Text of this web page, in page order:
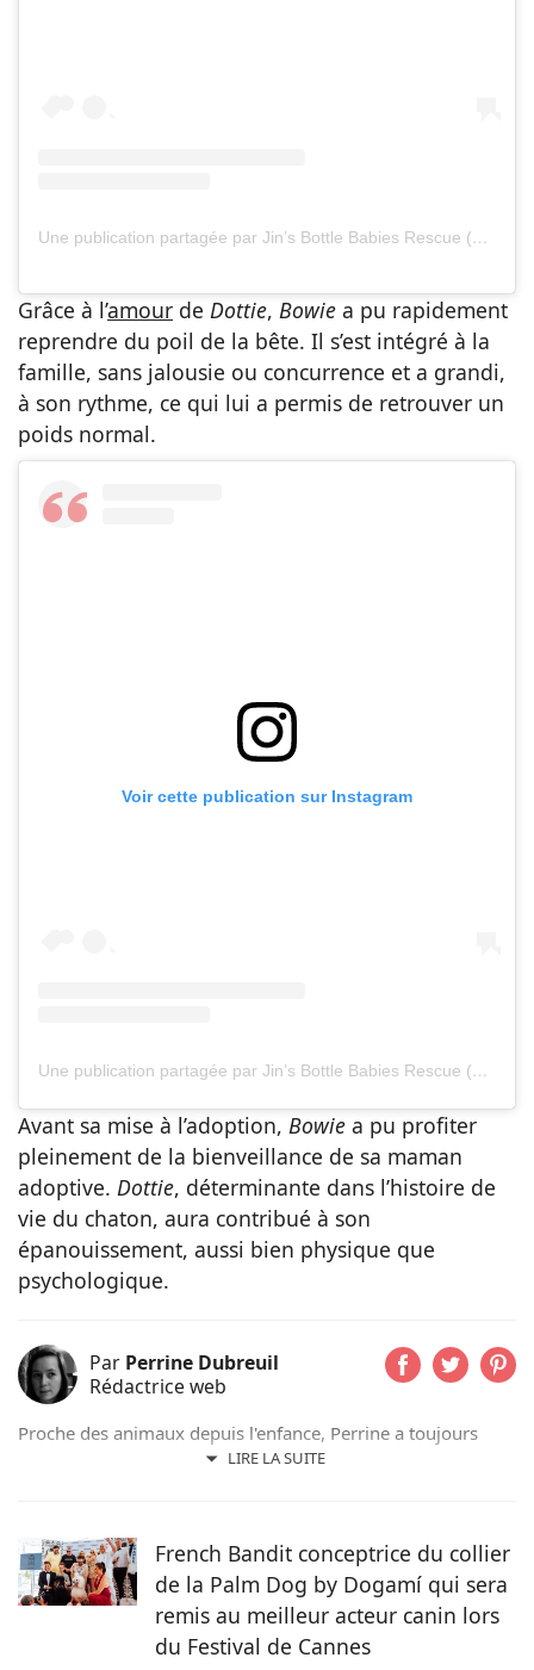
Une publication partagée par Jin’s Bottle Babies Rescue (@jinsbottlebabies)
Grâce à l’amour de Dottie, Bowie a pu rapidement
reprendre du poil de la bête. Il s’est intégré à la
famille, sans jalousie ou concurrence et a grandi,
à son rythme, ce qui lui a permis de retrouver un
poids normal.
Voir cette publication sur Instagram
Une publication partagée par Jin’s Bottle Babies Rescue (@jinsbottlebabies)
Avant sa mise à l’adoption, Bowie a pu profiter
pleinement de la bienveillance de sa maman
adoptive. Dottie, déterminante dans l’histoire de
vie du chaton, aura contribué à son
épanouissement, aussi bien physique que
psychologique.
Par Perrine Dubreuil
Rédactrice web
LIRE LA SUITE
Proche des animaux depuis l'enfance, Perrine a toujours
évolué aux côtés de chats, de chiens ou encore d'oiseaux.
à raconter les histoires de nos amis à quatre pattes pour le
magazine Pets Dating.French Bandit conceptrice du collier
de la Palm Dog by Dogamí qui sera
remis au meilleur acteur canin lors
du Festival de Cannes